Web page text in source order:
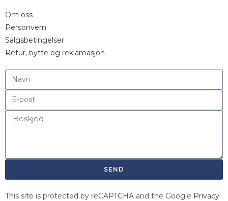
Om oss
Personvern
Salgsbetingelser
Retur, bytte og reklamasjon
SEND
This site is protected by reCAPTCHA and the Google Privacy